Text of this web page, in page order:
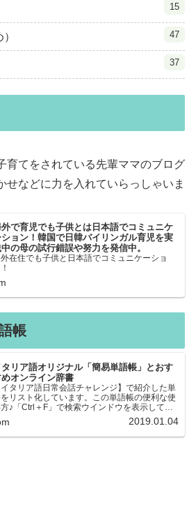
15
47
37
育てをされている先輩ママのブログ
せなどに力を入れていらっしゃいま
で育児でも子供とは日本語でコミュニケ
ション！韓国で日韓バイリンガル育児を実
中の母の試行錯誤や努力を発信中。
在住でも子供と日本語でコミュニケーショ
帳
タリア語オリジナル「簡易単語帳」とおす
オンライン辞書
イタリア語日常会話チャレンジ】で紹介した単
リスト化しています。この単語帳の便利な使
♪「Ctrl＋F」で検索ウインドウを表示して、
りたい単語を探すことができます。イタリア語
本語、日本語→イタリア語 どちらでも検索
るので、良…
2019.01.04